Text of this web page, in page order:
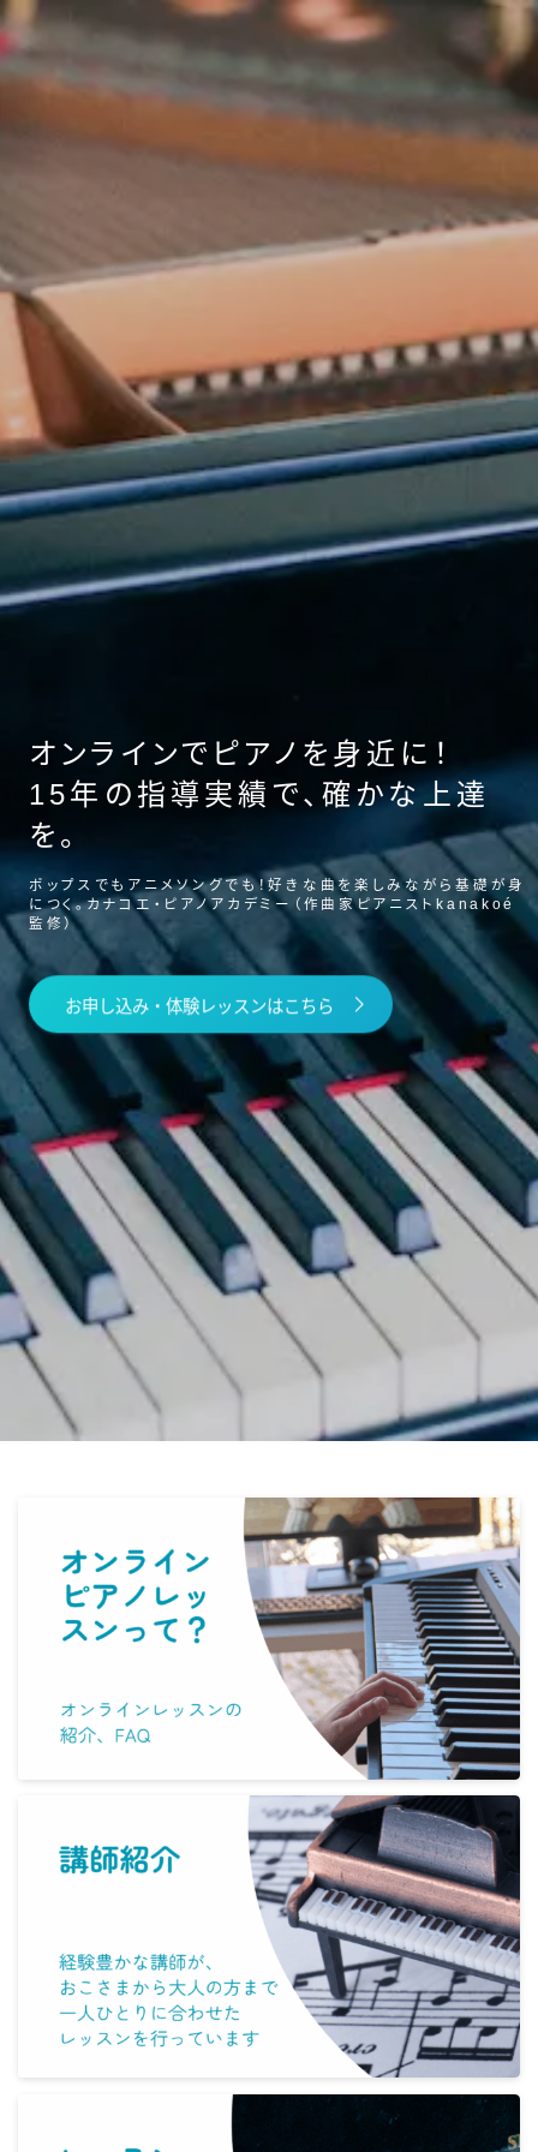
オンラインでピアノを身近に！
15年の指導実績で、確かな上達
を。
ポップスでもアニメソングでも！好きな曲を楽しみながら基礎が身
につく。カナコエ・ピアノアカデミー（作曲家ピアニストkanakoé
監修）
お申し込み・体験レッスンはこちら